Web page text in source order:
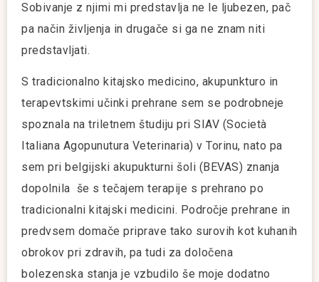
Sobivanje z njimi mi predstavlja ne le ljubezen, pač
pa način življenja in drugače si ga ne znam niti
predstavljati.
S tradicionalno kitajsko medicino, akupunkturo in
terapevtskimi učinki prehrane sem se podrobneje
spoznala na triletnem študiju pri SIAV (Società
Italiana Agopunutura Veterinaria) v Torinu, nato pa
sem pri belgijski akupukturni šoli (BEVAS) znanja
dopolnila še s tečajem terapije s prehrano po
tradicionalni kitajski medicini. Področje prehrane in
predvsem domače priprave tako surovih kot kuhanih
obrokov pri zdravih, pa tudi za določena
bolezenska stanja je vzbudilo še moje dodatno